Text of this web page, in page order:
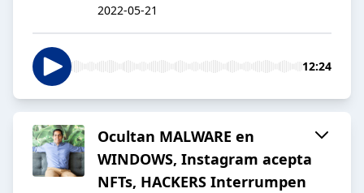
2022-05-21
12:24
Ocultan MALWARE en
WINDOWS, Instagram acepta
NFTs, HACKERS Interrumpen